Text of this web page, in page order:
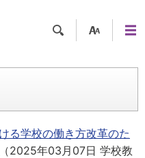
ツー
ュー
る学校の働き方改革のた
（2025年03月07日 学校教